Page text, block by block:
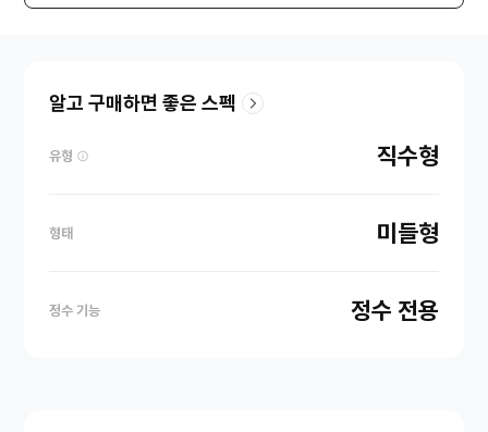
알고 구매하면 좋은 스펙
유형 직수형
형태 미들형
정수 기능 정수 전용